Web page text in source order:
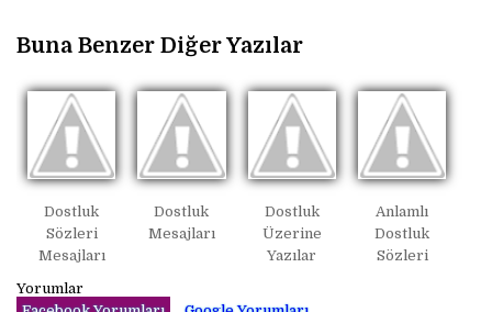
Buna Benzer Diğer Yazılar
Dostluk
Sözleri
Mesajları
Dostluk
Mesajları
Dostluk
Üzerine
Yazılar
Anlamlı
Dostluk
Sözleri
Yorumlar